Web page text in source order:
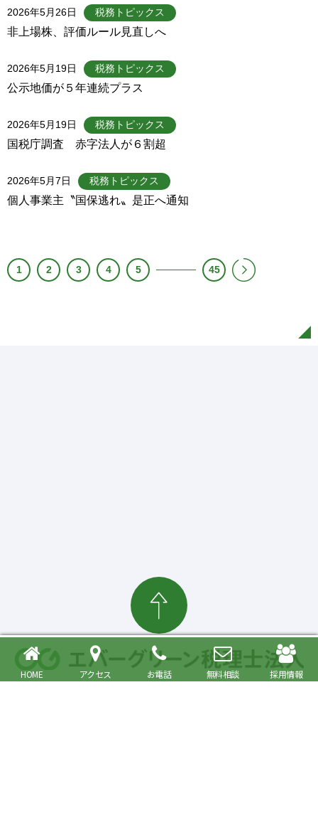
HOME アクセス お電話 無料相談 採用情報
2026年5月26日 税務トピックス
非上場株、評価ルール見直しへ
2026年5月19日 税務トピックス
公示地価が５年連続プラス
2026年5月19日 税務トピックス
国税庁調査 赤字法人が６割超
2026年5月7日 税務トピックス
個人事業主〝国保逃れ〟是正へ通知
1 2 3 4 5 45